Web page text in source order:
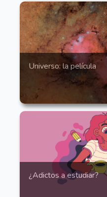
Universo: la película
¿Adictos a estudiar?